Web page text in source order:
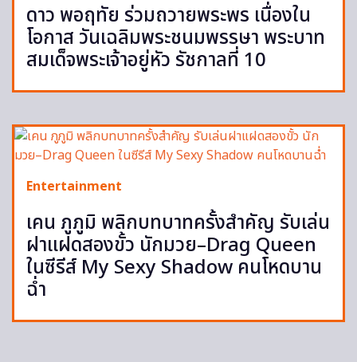
ดาว พอฤทัย ร่วมถวายพระพร เนื่องใน
โอกาส วันเฉลิมพระชนมพรรษา พระบาท
สมเด็จพระเจ้าอยู่หัว รัชกาลที่ 10
Entertainment
เคน ภูภูมิ พลิกบทบาทครั้งสำคัญ รับเล่น
ฝาแฝดสองขั้ว นักมวย–Drag Queen
ในซีรีส์ My Sexy Shadow คนโหดบาน
ฉ่ำ